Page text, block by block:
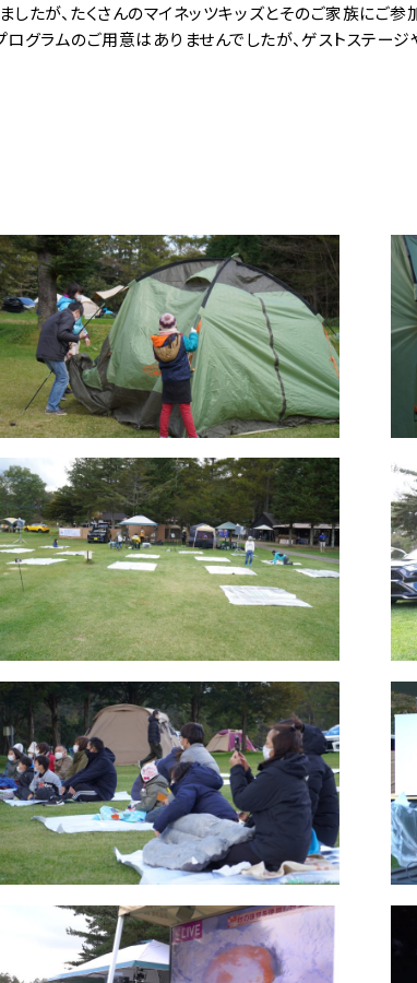
たが、たくさんのマイネッツキッズとそのご家族にご参
グラムのご用意はありませんでしたが、ゲストステージ